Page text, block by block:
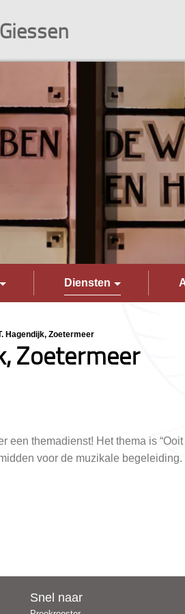
Diensten
Hagendijk, Zoetermeer
Zoetermeer
een themadienst! Het thema is
voor de muzikale
Snel naar